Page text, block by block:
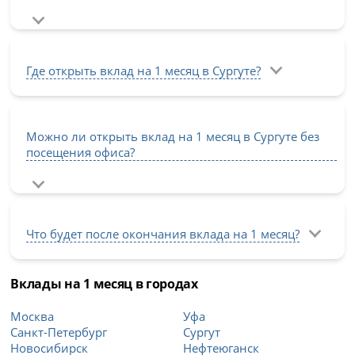
Где открыть вклад на 1 месяц в Сургуте?
Можно ли открыть вклад на 1 месяц в Сургуте без
посещения офиса?
Что будет после окончания вклада на 1 месяц?
Вклады на 1 месяц в городах
Москва
Санкт-Петербург
Новосибирск
Уфа
Сургут
Нефтеюганск